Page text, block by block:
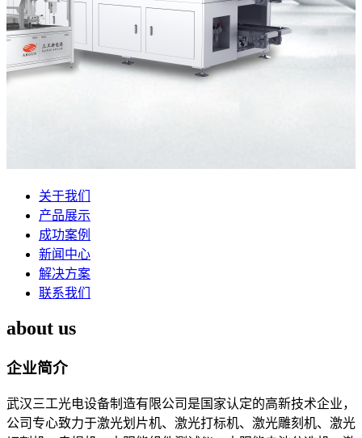
关于我们
产品展示
成功案例
新闻中心
解决方案
联系我们
about us
企业简介
武汉三工光电设备制造有限公司是国家认定的高新技术企业，
公司专心致力于激光划片机、激光打标机、激光雕刻机、激光